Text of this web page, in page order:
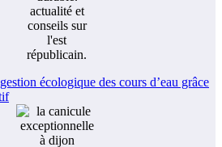
écologique des cours d’eau grâce